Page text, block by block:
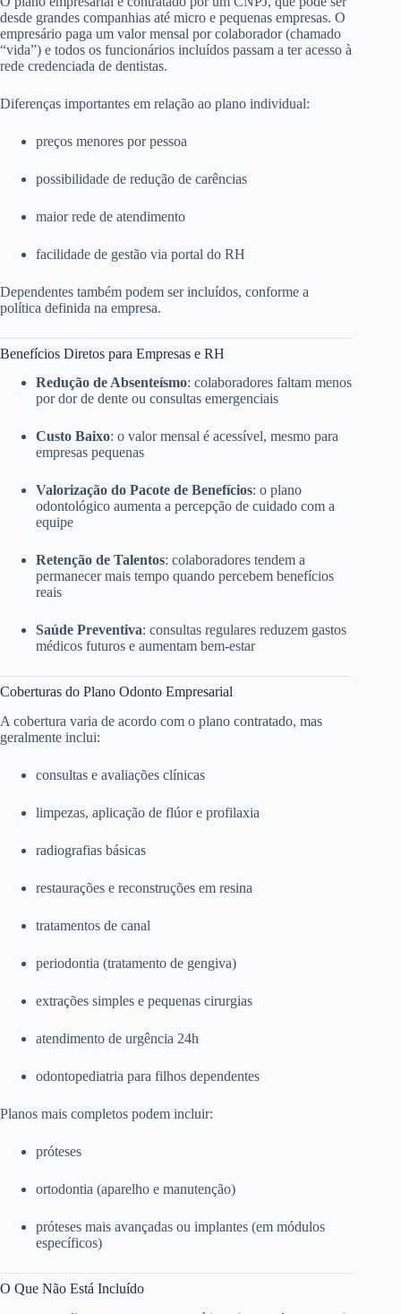
desde grandes companhias até micro e pequenas empresas. O
empresário paga um valor mensal por colaborador (chamado
“vida”) e todos os funcionários incluídos passam a ter acesso à
rede credenciada de dentistas.
Diferenças importantes em relação ao plano individual:
preços menores por pessoa
possibilidade de redução de carências
maior rede de atendimento
facilidade de gestão via portal do RH
Dependentes também podem ser incluídos, conforme a
política definida na empresa.
Benefícios Diretos para Empresas e RH
Redução de Absenteísmo: colaboradores faltam menos
por dor de dente ou consultas emergenciais
Custo Baixo: o valor mensal é acessível, mesmo para
empresas pequenas
Valorização do Pacote de Benefícios: o plano
odontológico aumenta a percepção de cuidado com a
equipe
Retenção de Talentos: colaboradores tendem a
permanecer mais tempo quando percebem benefícios
reais
Saúde Preventiva: consultas regulares reduzem gastos
médicos futuros e aumentam bem-estar
Coberturas do Plano Odonto Empresarial
A cobertura varia de acordo com o plano contratado, mas
geralmente inclui:
consultas e avaliações clínicas
limpezas, aplicação de flúor e profilaxia
radiografias básicas
restaurações e reconstruções em resina
tratamentos de canal
periodontia (tratamento de gengiva)
extrações simples e pequenas cirurgias
atendimento de urgência 24h
odontopediatria para filhos dependentes
Planos mais completos podem incluir:
próteses
ortodontia (aparelho e manutenção)
próteses mais avançadas ou implantes (em módulos
específicos)
O Que Não Está Incluído